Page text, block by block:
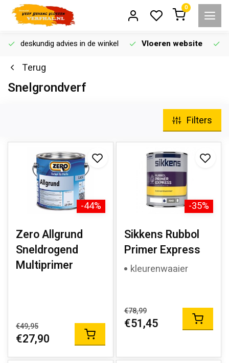
0
deskundig advies in de winkel Vloeren website
Terug
Snelgrondverf
Filters
-44%
Zero Allgrund
Sneldrogend
Multiprimer
€49,95
€27,90
-35%
Sikkens Rubbol
Primer Express
kleurenwaaier
€78,99
€51,45